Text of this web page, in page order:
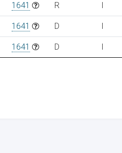
1641 R I
1641 D I
1641 D I